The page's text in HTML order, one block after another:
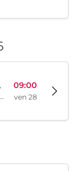
Khotel Cherno More, Varna, BG
09:00
ven 28